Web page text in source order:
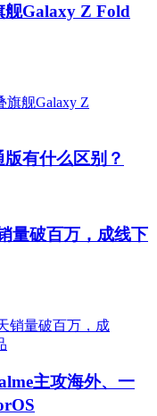
舰Galaxy Z Fold
有什么区别？
量破百万，成线下
主攻海外、一